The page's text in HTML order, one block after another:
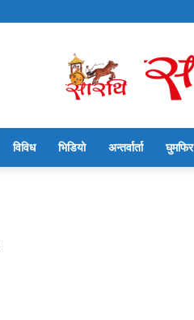
विविध भिडियो अन्तर्वार्ता घुमफिर